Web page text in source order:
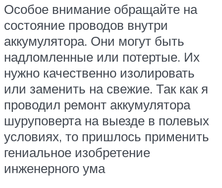
Особое внимание обращайте на
состояние проводов внутри
аккумулятора. Они могут быть
надломленные или потертые. Их
нужно качественно изолировать
или заменить на свежие. Так как я
проводил ремонт аккумулятора
шуруповерта на выезде в полевых
условиях, то пришлось применить
гениальное изобретение
инженерного ума